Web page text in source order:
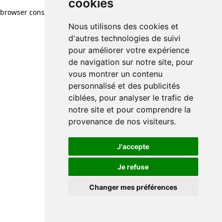
cookies
Nous utilisons des cookies et
d'autres technologies de suivi
pour améliorer votre expérience
de navigation sur notre site, pour
vous montrer un contenu
personnalisé et des publicités
ciblées, pour analyser le trafic de
notre site et pour comprendre la
provenance de nos visiteurs.
J'accepte
Je refuse
Changer mes préférences
browser console for more information)